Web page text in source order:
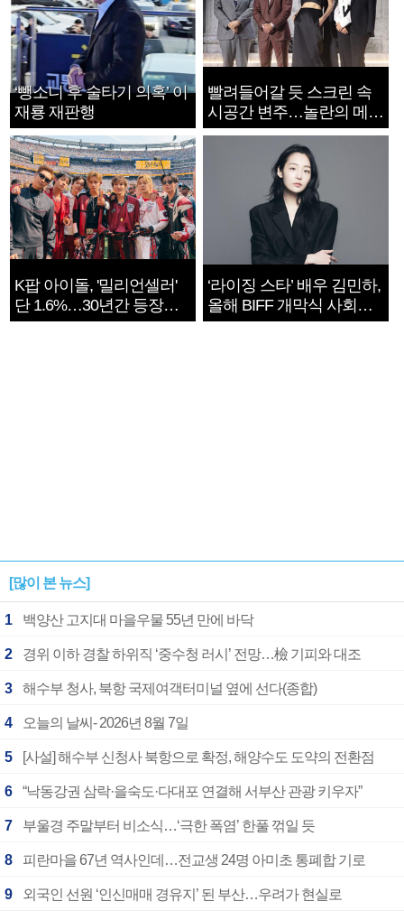
‘뺑소니 후 술타기 의혹’ 이
재룡 재판행
빨려들어갈 듯 스크린 속
시공간 변주…놀란의 메시
지는 ‘전쟁 속죄’
K팝 아이돌, '밀리언셀러'
단 1.6%…30년간 등장
1182개팀 전수조사
‘라이징 스타’ 배우 김민하,
올해 BIFF 개막식 사회자
확정
[많이 본 뉴스]
1 백양산 고지대 마을우물 55년 만에 바닥
2 경위 이하 경찰 하위직 ‘중수청 러시’ 전망…檢 기피와 대조
3 해수부 청사, 북항 국제여객터미널 옆에 선다(종합)
4 오늘의 날씨- 2026년 8월 7일
5 [사설] 해수부 신청사 북항으로 확정, 해양수도 도약의 전환점
6 “낙동강권 삼락·을숙도·다대포 연결해 서부산 관광 키우자”
7 부울경 주말부터 비소식…‘극한 폭염’ 한풀 꺾일 듯
8 피란마을 67년 역사인데…전교생 24명 아미초 통폐합 기로
9 외국인 선원 ‘인신매매 경유지’ 된 부산…우려가 현실로